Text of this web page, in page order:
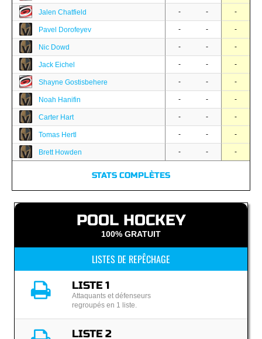
Jalen Chatfield - - -
Pavel Dorofeyev - - -
Nic Dowd - - -
Jack Eichel - - -
Shayne Gostisbehere - - -
Noah Hanifin - - -
Carter Hart - - -
Tomas Hertl - - -
Brett Howden - - -
STATS COMPLÈTES
POOL HOCKEY
100% GRATUIT
LISTES DE REPÊCHAGE
LISTE 1
Attaquants et défenseurs
regroupés en 1 liste.
LISTE 2